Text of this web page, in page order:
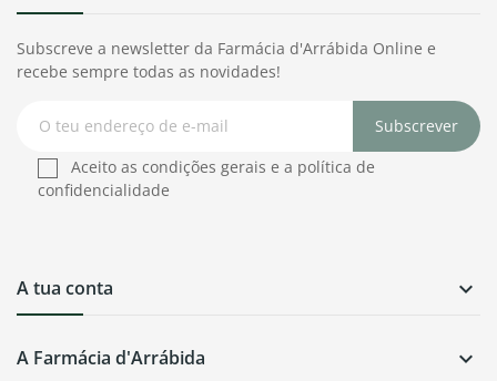
A Farmácia d'Arrábida 
A tua conta 
Subscreve a newsletter da Farmácia d'Arrábida Online e
recebe sempre todas as novidades!
Subscrever
Aceito as condições gerais e a política de
confidencialidade